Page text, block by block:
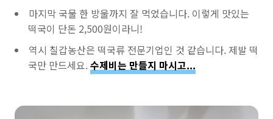
마지막 국물 한 방울까지 잘 먹었습니다. 이렇게 맛있는
떡국이 단돈 2,500원이라니!
역시 칠갑농산은 떡국류 전문기업인 것 같습니다. 제발 떡
국만 만드세요.수제비는 만들지 마시고...